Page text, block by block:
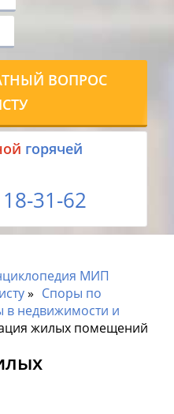
ВОПРОС
горячей
31-62
МИП
Споры по
в недвижимости и
жилых помещений